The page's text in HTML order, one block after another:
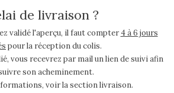
de livraison ?
validé l'aperçu, il faut compter4 à 6 jours
pour la réception du colis.
vous recevrez par mail un lien de suivi afin
son acheminement.
voir la section livraison.